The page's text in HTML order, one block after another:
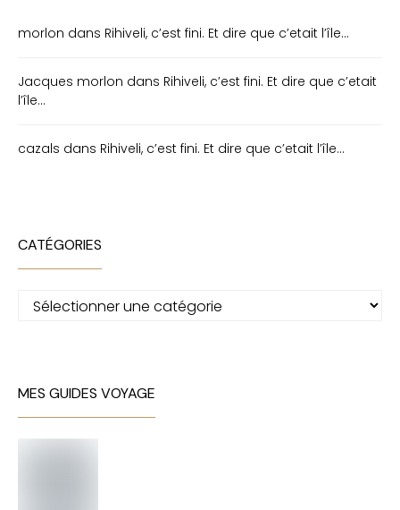
morlon dans Rihiveli, c’est fini. Et dire que c’etait l’île…
Jacques morlon dans Rihiveli, c’est fini. Et dire que c’etait
l’île…
cazals dans Rihiveli, c’est fini. Et dire que c’etait l’île…
CATÉGORIES
Catégories
MES GUIDES VOYAGE